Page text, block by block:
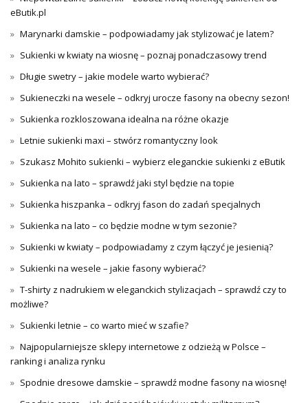
eButik.pl
Marynarki damskie – podpowiadamy jak stylizować je latem?
Sukienki w kwiaty na wiosnę – poznaj ponadczasowy trend
Długie swetry – jakie modele warto wybierać?
Sukieneczki na wesele – odkryj urocze fasony na obecny sezon!
Sukienka rozkloszowana idealna na różne okazje
Letnie sukienki maxi – stwórz romantyczny look
Szukasz Mohito sukienki – wybierz eleganckie sukienki z eButik
Sukienka na lato – sprawdź jaki styl będzie na topie
Sukienka hiszpanka – odkryj fason do zadań specjalnych
Sukienka na lato – co będzie modne w tym sezonie?
Sukienki w kwiaty – podpowiadamy z czym łączyć je jesienią?
Sukienki na wesele – jakie fasony wybierać?
T-shirty z nadrukiem w eleganckich stylizacjach – sprawdź czy to
możliwe?
Sukienki letnie – co warto mieć w szafie?
Najpopularniejsze sklepy internetowe z odzieżą w Polsce –
ranking i analiza rynku
Spodnie dresowe damskie – sprawdź modne fasony na wiosnę!